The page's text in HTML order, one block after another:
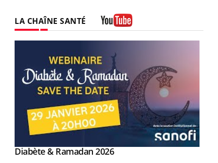
LA CHAÎNE SANTÉ
Youtube
Diabète & Ramadan 2026Youtube